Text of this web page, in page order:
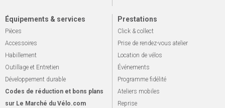
Équipements & services
Pièces
Accessoires
Habillement
Outillage et Entretien
Développement durable
Codes de réduction et bons plans
sur Le Marché du Vélo.com
Prestations
Click & collect
Prise de rendez-vous atelier
Location de vélos
Événements
Programme fidélité
Ateliers mobiles
Reprise